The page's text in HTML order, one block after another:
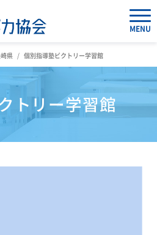
MENU
県 個別指導塾ビクトリー学習館
トリー学習館